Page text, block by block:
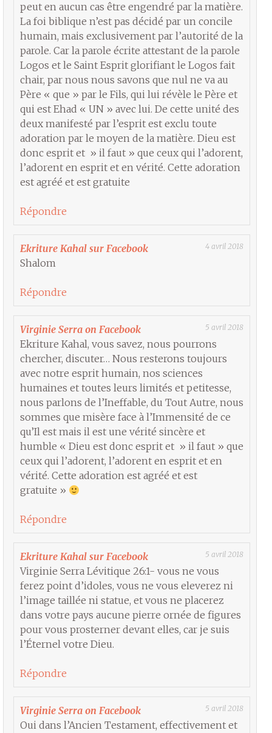
peut en aucun cas être engendré par la matière.
La foi biblique n’est pas décidé par un concile
humain, mais exclusivement par l’autorité de la
parole. Car la parole écrite attestant de la parole
Logos et le Saint Esprit glorifiant le Logos fait
chair, par nous nous savons que nul ne va au
Père « que » par le Fils, qui lui révèle le Père et
qui est Ehad « UN » avec lui. De cette unité des
deux manifesté par l’esprit est exclu toute
adoration par le moyen de la matière. Dieu est
donc esprit et » il faut » que ceux qui l’adorent,
l’adorent en esprit et en vérité. Cette adoration
est agréé et est gratuite
Répondre
Ekriture Kahal sur Facebook 4 avril 2018
Shalom
Répondre
Virginie Serra on Facebook 5 avril 2018
Ekriture Kahal, vous savez, nous pourrons
chercher, discuter… Nous resterons toujours
avec notre esprit humain, nos sciences
humaines et toutes leurs limités et petitesse,
nous parlons de l’Ineffable, du Tout Autre, nous
sommes que misère face à l’Immensité de ce
qu’Il est mais il est une vérité sincère et
humble « Dieu est donc esprit et » il faut » que
ceux qui l’adorent, l’adorent en esprit et en
vérité. Cette adoration est agréé et est
gratuite »
Répondre
Ekriture Kahal sur Facebook 5 avril 2018
Virginie Serra Lévitique 26:1- vous ne vous
ferez point d’idoles, vous ne vous eleverez ni
l’image taillée ni statue, et vous ne placerez
dans votre pays aucune pierre ornée de figures
pour vous prosterner devant elles, car je suis
l’Éternel votre Dieu.
Répondre
Virginie Serra on Facebook 5 avril 2018
Oui dans l’Ancien Testament, effectivement et